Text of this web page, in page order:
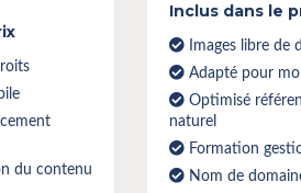
du contenu
Inclus dans le
Images libre de
Adapté pour
Optimisé
naturel
Formation
Nom de